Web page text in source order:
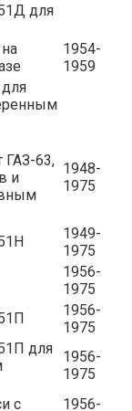
для
1954-
1959
ГАЗ-63,
и
1948-
1975
1949-
1975
1956-
1975
1956-
1975
для
1956-
1975
с
1956-